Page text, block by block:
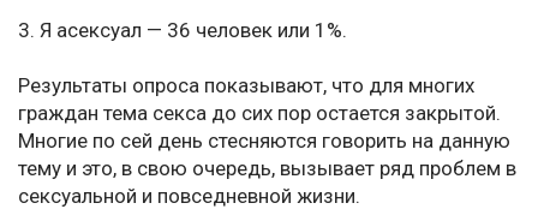
3. Я асексуал — 36 человек или 1%.
Результаты опроса показывают, что для многих
граждан тема секса до сих пор остается закрытой.
Многие по сей день стесняются говорить на данную
тему и это, в свою очередь, вызывает ряд проблем в
сексуальной и повседневной жизни.